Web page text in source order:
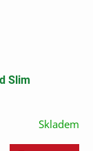
Slim
Skladem